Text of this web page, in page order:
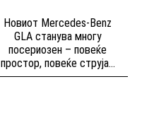
Новиот Mercedes-Benz
GLA станува многу
посериозен – повеќе
простор, повеќе струја...